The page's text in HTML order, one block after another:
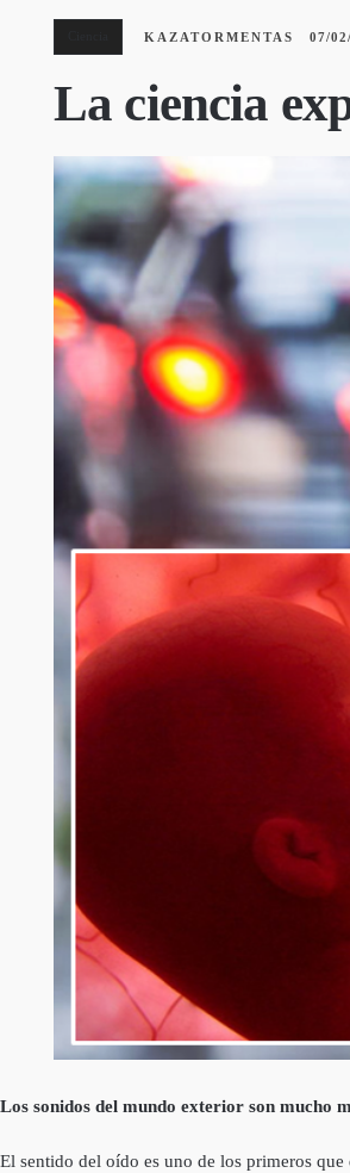
KAZATORMENTAS 07/
La ciencia
Los sonidos del mundo exterior son mucho
El sentido del oído es uno de los primeros que